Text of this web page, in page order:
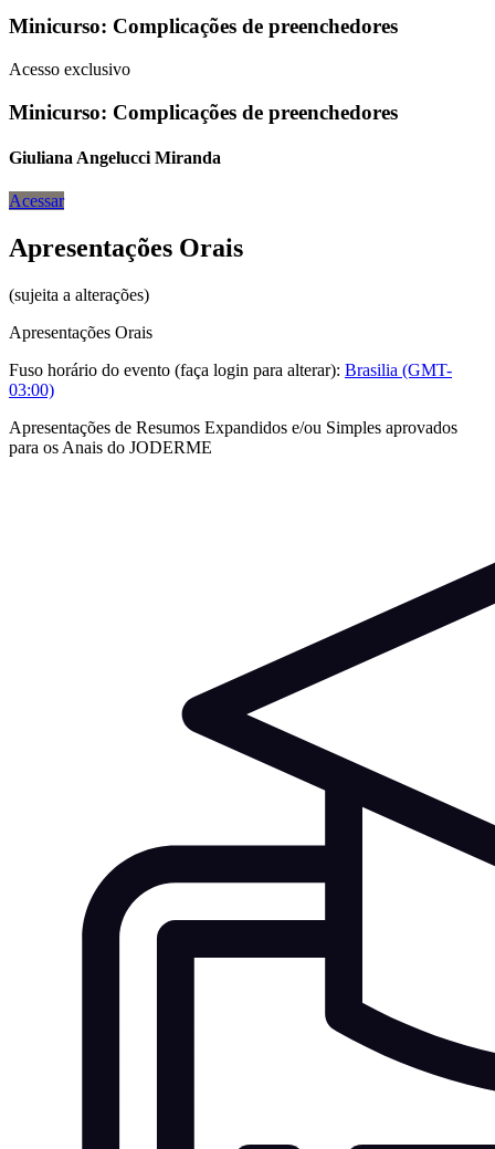
Minicurso: Complicações de preenchedores
Acesso exclusivo
Minicurso: Complicações de preenchedores
Giuliana Angelucci Miranda
Acessar
Apresentações Orais
(sujeita a alterações)
Apresentações Orais
Fuso horário do evento (faça login para alterar): Brasilia (GMT-
03:00)
Apresentações de Resumos Expandidos e/ou Simples aprovados
para os Anais do JODERME